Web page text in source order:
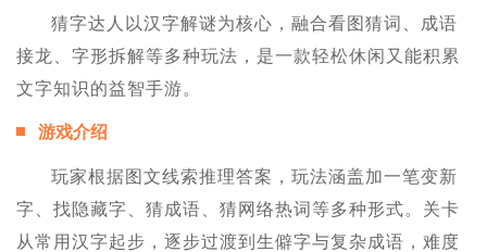
猜字达人以汉字解谜为核心，融合看图猜词、成语
接龙、字形拆解等多种玩法，是一款轻松休闲又能积累
文字知识的益智手游。
游戏介绍
玩家根据图文线索推理答案，玩法涵盖加一笔变新
字、找隐藏字、猜成语、猜网络热词等多种形式。关卡
从常用汉字起步，逐步过渡到生僻字与复杂成语，难度